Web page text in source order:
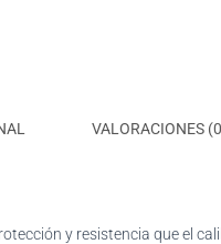
VALORACIONES
y resistencia que el